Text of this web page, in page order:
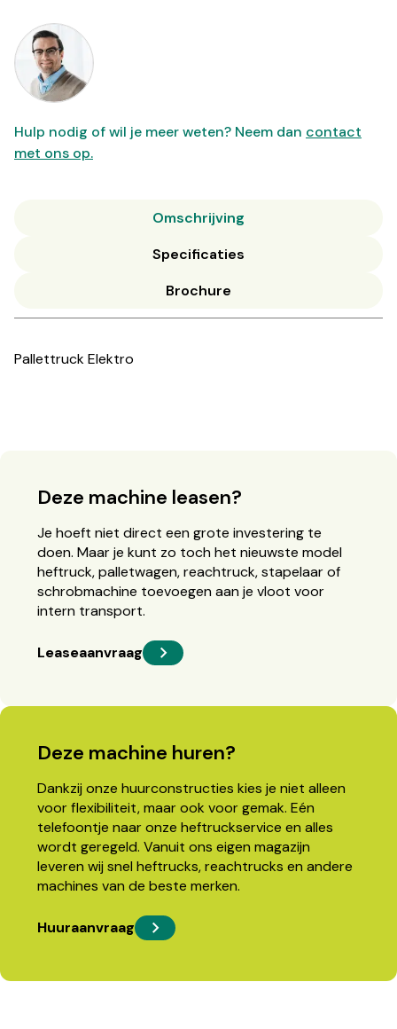
Hulp nodig of wil je meer weten? Neem dan contact
met ons op.
Omschrijving
Specificaties
Brochure
Pallettruck Elektro
Deze machine leasen?
Je hoeft niet direct een grote investering te
doen. Maar je kunt zo toch het nieuwste model
heftruck, palletwagen, reachtruck, stapelaar of
schrobmachine toevoegen aan je vloot voor
intern transport.
Leaseaanvraag
Deze machine huren?
Dankzij onze huurconstructies kies je niet alleen
voor flexibiliteit, maar ook voor gemak. Eén
telefoontje naar onze heftruckservice en alles
wordt geregeld. Vanuit ons eigen magazijn
leveren wij snel heftrucks, reachtrucks en andere
machines van de beste merken.
Huuraanvraag